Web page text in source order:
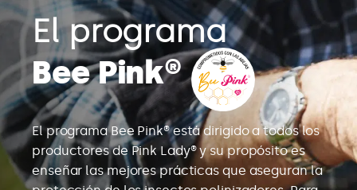
El programa
Bee Pink®
El programa Bee Pink® está dirigido a todos los
productores de Pink Lady® y su propósito es
enseñar las mejores prácticas que aseguran la